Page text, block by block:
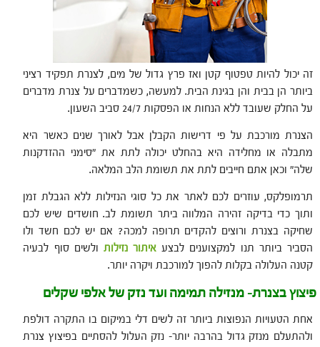
זה יכול להיות טפטוף קטן ואז פרץ גדול של מים, לצנרת תפקיד רציני
ביותר הן בבית והן בגינת הבית. למעשה, כשמדברים על צנרת מדברים
על החלק שעובד ללא הנחות או הפסקות 24/7 סביב השעון.
הצנרת מורכבת על פי דרישות הקבלן אבל לאורך שנים כאשר היא
מתבלה או מחלידה היא בהחלט יכולה לתת את "סימני ההזדקנות
שלה" וכאן אתם חייבים לתת את תשומת הלב המלאה.
תרמופלקס, עוזרים לכם לאתר את כל סוגי הנזילות ללא הגבלת זמן
ותוך כדי בדיקה זהירה המלווה ביתר תשומת לב. חושדים שיש לכם
שחיקה בצנרת ורוצים להקדים תרופה למכה? אם יש לכם חשד ולו
הסביר ביותר תנו למקצוענים לבצע איתור נזילות ולשים סוף לבעיה
קטנה העלולה בקלות להפוך למורכבת ויקרה יותר.
פיצוץ בצנרת- מנזילה תמימה ועד נזק של אלפי שקלים
אחת הטעויות הנפוצות ביותר זה לשים דלי במיקום בו התקרה דולפת
ולהתעלם מנזק גדול בהרבה יותר- נזק העלול להסתיים בפיצוץ צנרת